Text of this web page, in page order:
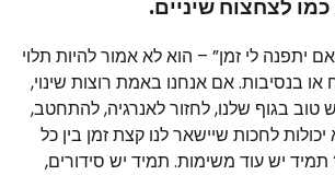
לצחצוח שיניים.
יתפנה לי זמן” – הוא לא אמור להיות תלוי
בנסיבות. אם אנחנו באמת רוצות שינוי,
טוב בגוף שלנו, לחזור לאנרגיה, להתחטב,
לחכות שיישאר לנו קצת זמן בין כל
תמיד יש עוד משימות. תמיד יש סידורים,